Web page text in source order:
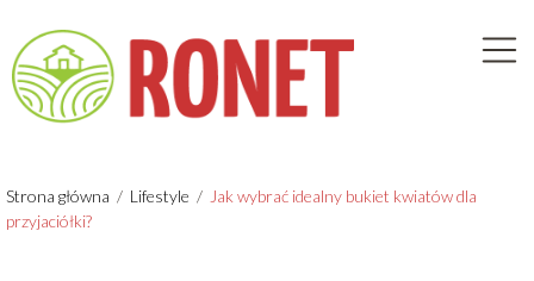
Strona główna / Lifestyle / Jak wybrać idealny bukiet kwiatów dla
przyjaciółki?